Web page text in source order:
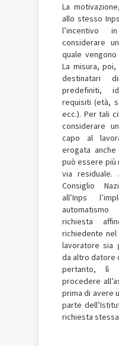
La
allo stesso
l’incentivo
considerare
quale
La misura,
destinatari
predefiniti,
requisiti (età,
ecc.). Per tali
considerare
capo al
erogata
può essere più
via
Consiglio
all’Inps
richiesta
richiedente
lavoratore sia
da altro datore
pertanto, lì
procedere
prima di avere
parte
richiesta